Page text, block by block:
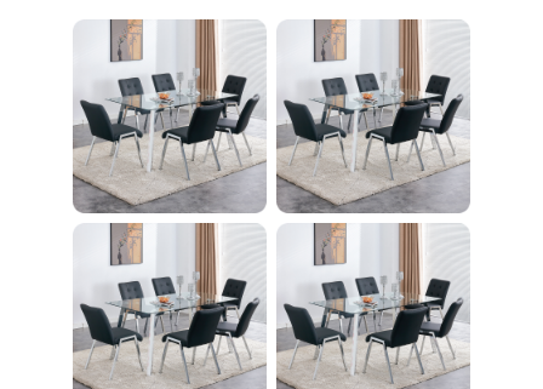
nity Light
レーニング器具 エク
ササイズ ダイエット
旅行 自宅 WBGHS-0
1-R